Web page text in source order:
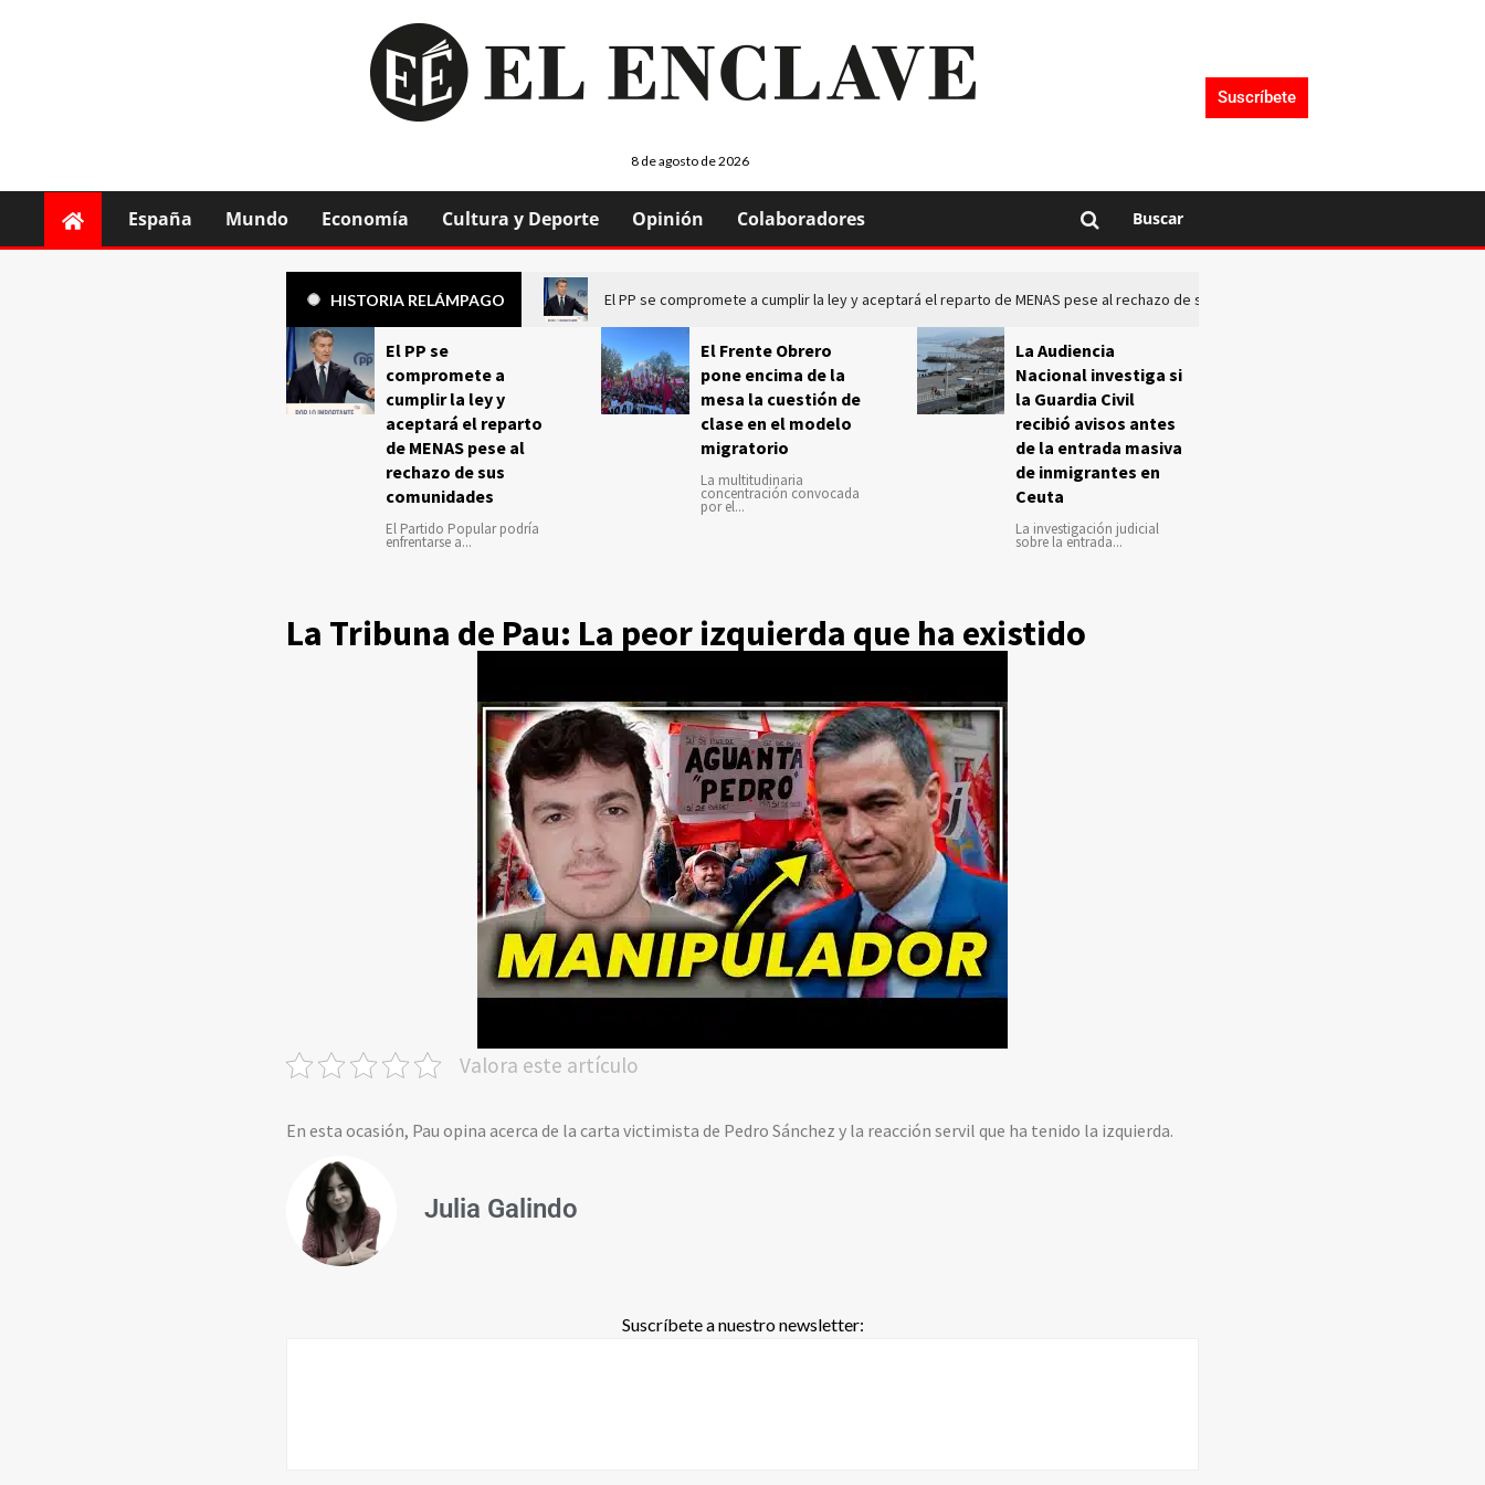
8 de agosto de 2026
Suscríbete
España Mundo Economía Cultura y Deporte Opinión Colaboradores Buscar
HISTORIA RELÁMPAGO El PP se compromete a cumplir la ley y aceptará el reparto de MENAS pese al rechazo de sus comunidades
El PP se
compromete a
cumplir la ley y
aceptará el reparto
de MENAS pese al
rechazo de sus
comunidades
El Partido Popular podría
enfrentarse a...
El Frente Obrero
pone encima de la
mesa la cuestión de
clase en el modelo
migratorio
La multitudinaria
concentración convocada
por el...
La Audiencia
Nacional investiga si
la Guardia Civil
recibió avisos antes
de la entrada masiva
de inmigrantes en
Ceuta
La investigación judicial
sobre la entrada...
La Tribuna de Pau: La peor izquierda que ha existido
Valora este artículo
En esta ocasión, Pau opina acerca de la carta victimista de Pedro Sánchez y la reacción servil que ha tenido la izquierda.
Julia Galindo
Suscríbete a nuestro newsletter: